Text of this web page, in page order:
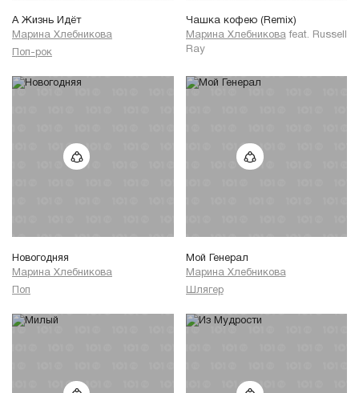
А Жизнь Идёт
Марина Хлебникова
Поп-рок
Чашка кофею (Remix)
Марина Хлебникова feat. Russell
Ray
Новогодняя
Марина Хлебникова
Поп
Мой Генерал
Марина Хлебникова
Шлягер